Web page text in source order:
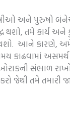
અને પુરુષો
થશો, તમે કાર્ય અને
આને કારણે,
કાઢવામાં
સંભાળ
જેથી તમે તમારી